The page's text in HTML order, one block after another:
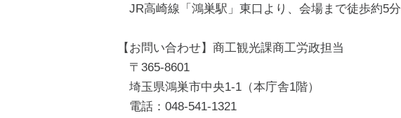
JR高崎線「鴻巣駅」東口より、会場まで徒歩約5分
【お問い合わせ】商工観光課商工労政担当
〒365-8601
埼玉県鴻巣市中央1-1（本庁舎1階）
電話：048-541-1321